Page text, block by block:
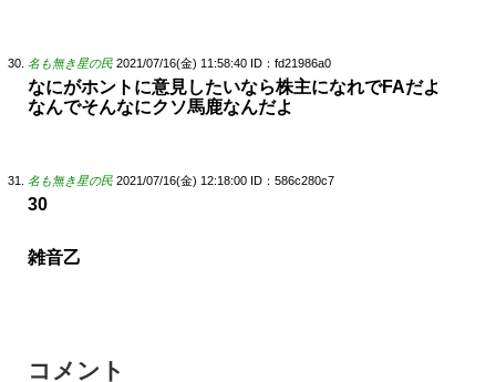
名も無き星の民 2021/07/16(金) 11:58:40 ID：fd21986a0
なにがホントに意見したいなら株主になれでFAだよ
なんでそんなにクソ馬鹿なんだよ
名も無き星の民 2021/07/16(金) 12:18:00 ID：586c280c7
30
雑音乙
コメント